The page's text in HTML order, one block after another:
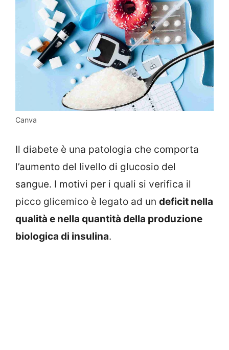
Canva
Il diabete è una patologia che comporta
l’aumento del livello di glucosio del
sangue. I motivi per i quali si verifica il
picco glicemico è legato ad un deficit nella
qualità e nella quantità della produzione
biologica di insulina.